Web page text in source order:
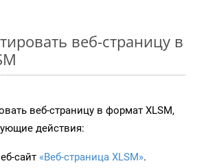
веб-страницу в
веб-страницу в формат XLSM,
действия:
сайт «Веб-страница XLSM».